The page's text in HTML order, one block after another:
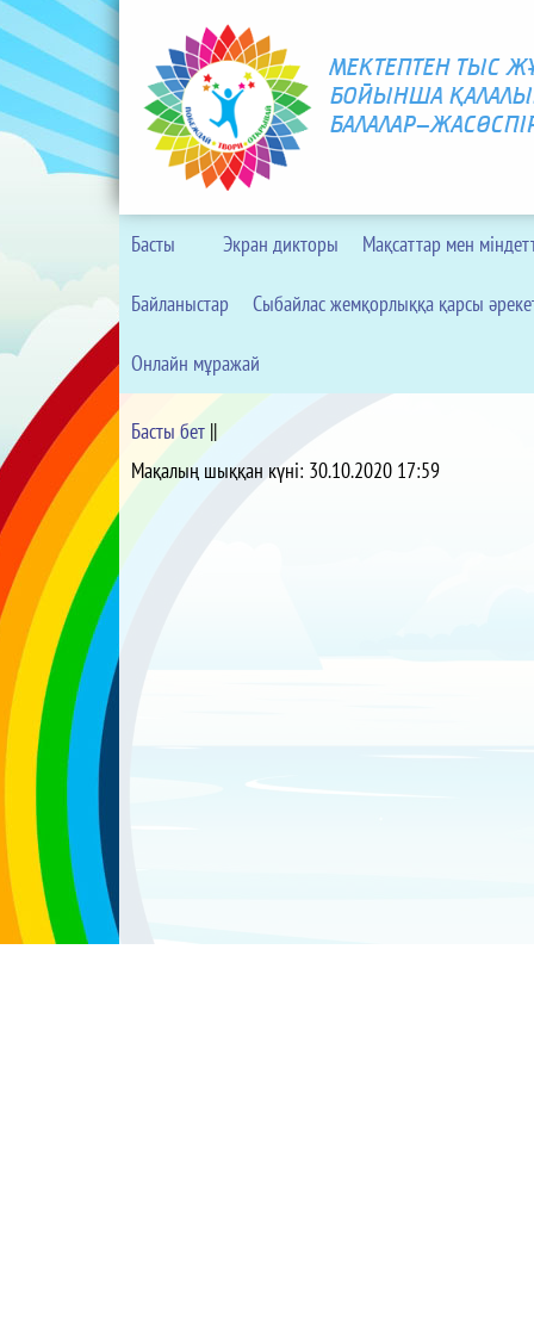
МЕКТЕПТЕН ТЫС
БОЙЫНША
БАЛАЛАР-
Басты Экран дикторы Мақсаттар мен
Байланыстар Сыбайлас жемқорлыққа қарсы
Онлайн мұражай
Басты бет ||
Мақалың шыққан күні: 30.10.2020 17:59